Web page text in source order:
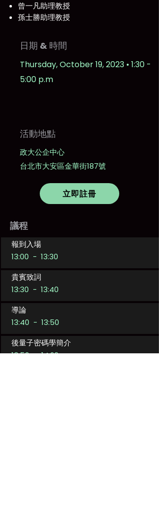
曾一凡助理教授
孫士勝助理教授
日期 & 時間
Thursday, October 19, 2023 • 1:30 -
5:00 p.m
​活動地點
政大公企中心
台北市大安區金華街187號
立即註冊
議程
13:00 - 13:30
報到入場
13:30 - 13:40
貴賓致詞
13:40 - 13:50
​導論
13:50 - 14:20
​後量子密碼學簡介